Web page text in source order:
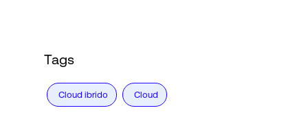
Tags
Cloud ibrido Cloud